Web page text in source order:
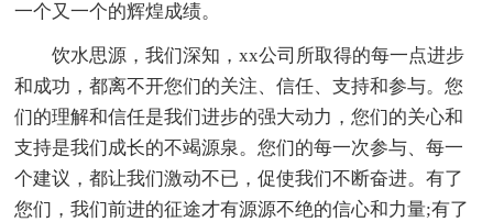
一个又一个的辉煌成绩。
饮水思源，我们深知，xx公司所取得的每一点进步
和成功，都离不开您们的关注、信任、支持和参与。您
们的理解和信任是我们进步的强大动力，您们的关心和
支持是我们成长的不竭源泉。您们的每一次参与、每一
个建议，都让我们激动不已，促使我们不断奋进。有了
您们，我们前进的征途才有源源不绝的信心和力量;有了